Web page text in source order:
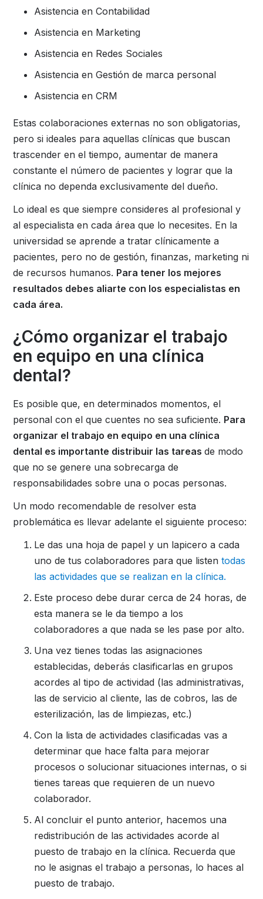
Asistencia en Contabilidad
Asistencia en Marketing
Asistencia en Redes Sociales
Asistencia en Gestión de marca personal
Asistencia en CRM
Estas colaboraciones externas no son obligatorias,
pero si ideales para aquellas clínicas que buscan
trascender en el tiempo, aumentar de manera
constante el número de pacientes y lograr que la
clínica no dependa exclusivamente del dueño.
Lo ideal es que siempre consideres al profesional y
al especialista en cada área que lo necesites. En la
universidad se aprende a tratar clínicamente a
pacientes, pero no de gestión, finanzas, marketing ni
de recursos humanos. Para tener los mejores
resultados debes aliarte con los especialistas en
cada área.
¿Cómo organizar el trabajo
en equipo en una clínica
dental?
Es posible que, en determinados momentos, el
personal con el que cuentes no sea suficiente. Para
organizar el trabajo en equipo en una clínica
dental es importante distribuir las tareasde modo
que no se genere una sobrecarga de
responsabilidades sobre una o pocas personas.
Un modo recomendable de resolver esta
problemática es llevar adelante el siguiente proceso:
Le das una hoja de papel y un lapicero a cada
uno de tus colaboradores para que listentodas
las actividades que se realizan en la clínica.
Este proceso debe durar cerca de 24 horas, de
esta manera se le da tiempo a los
colaboradores a que nada se les pase por alto.
Una vez tienes todas las asignaciones
establecidas, deberás clasificarlas en grupos
acordes al tipo de actividad (las administrativas,
las de servicio al cliente, las de cobros, las de
esterilización, las de limpiezas, etc.)
Con la lista de actividades clasificadas vas a
determinar que hace falta para mejorar
procesos o solucionar situaciones internas, o si
tienes tareas que requieren de un nuevo
colaborador.
Al concluir el punto anterior, hacemos una
redistribución de las actividades acorde al
puesto de trabajo en la clínica. Recuerda que
no le asignas el trabajo a personas, lo haces al
puesto de trabajo.